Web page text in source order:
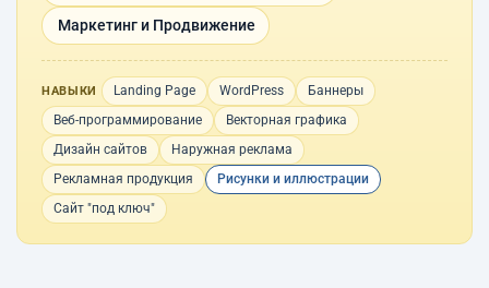
Маркетинг и Продвижение
НАВЫКИ Landing Page WordPress
Баннеры
Веб-программирование
Векторная графика
Дизайн сайтов
Наружная реклама
Рекламная продукция
Рисунки и иллюстрации
Сайт "под ключ"